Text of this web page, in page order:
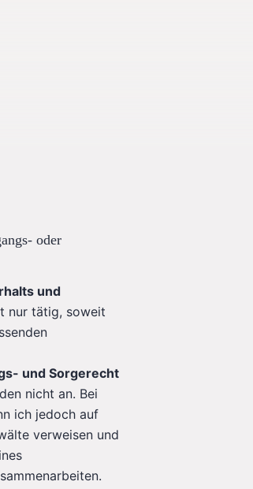
oder
und
nur tätig, soweit
und Sorgerecht
nicht an. Bei
ich jedoch auf
verweisen und